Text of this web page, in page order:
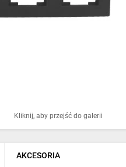
Kliknij, aby przejść do galerii
AKCESORIA